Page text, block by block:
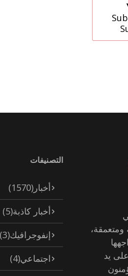
التقليدية. تأسس "دليل 24" على يد
التصنيفات
أخبار (1570)
أخبار كاذبة(5)
إنفوجرافيك(3)
اجتماعي(4)